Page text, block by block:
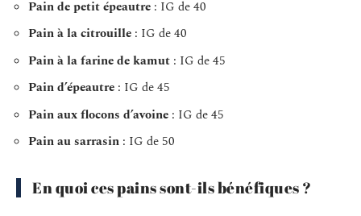
Pain de petit épeautre : IG de 40
Pain à la citrouille : IG de 40
Pain à la farine de kamut : IG de 45
Pain d’épeautre : IG de 45
Pain aux flocons d’avoine : IG de 45
Pain au sarrasin : IG de 50
En quoi ces pains sont-ils bénéfiques ?